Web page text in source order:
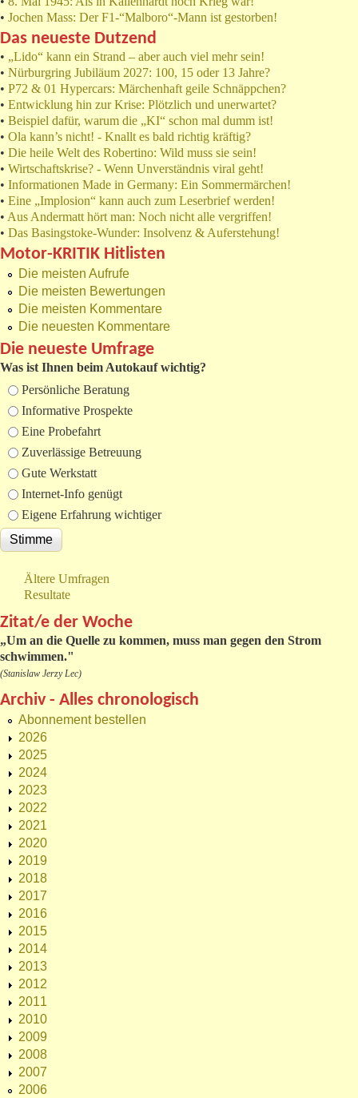
• Jochen Mass: Der F1-“Malboro“-Mann ist gestorben!
Das neueste Dutzend
• „Lido“ kann ein Strand – aber auch viel mehr sein!
• Nürburgring Jubiläum 2027: 100, 15 oder 13 Jahre?
• P72 & 01 Hypercars: Märchenhaft geile Schnäppchen?
• Entwicklung hin zur Krise: Plötzlich und unerwartet?
• Beispiel dafür, warum die „KI“ schon mal dumm ist!
• Ola kann’s nicht! - Knallt es bald richtig kräftig?
• Die heile Welt des Robertino: Wild muss sie sein!
• Wirtschaftskrise? - Wenn Unverständnis viral geht!
• Informationen Made in Germany: Ein Sommermärchen!
• Eine „Implosion“ kann auch zum Leserbrief werden!
• Aus Andermatt hört man: Noch nicht alle vergriffen!
• Das Basingstoke-Wunder: Insolvenz & Auferstehung!
Motor-KRITIK Hitlisten
Die meisten Aufrufe
Die meisten Bewertungen
Die meisten Kommentare
Die neuesten Kommentare
Die neueste Umfrage
Was ist Ihnen beim Autokauf wichtig?
Auswahlmöglichkeiten
Persönliche Beratung
Informative Prospekte
Eine Probefahrt
Zuverlässige Betreuung
Gute Werkstatt
Internet-Info genügt
Eigene Erfahrung wichtiger
Ältere Umfragen
Resultate
Zitat/e der Woche
„Um an die Quelle zu kommen, muss man gegen den Strom
schwimmen."
(Stanislaw Jerzy Lec)
Archiv - Alles chronologisch
Abonnement bestellen
2026
2025
2024
2023
2022
2021
2020
2019
2018
2017
2016
2015
2014
2013
2012
2011
2010
2009
2008
2007
2006